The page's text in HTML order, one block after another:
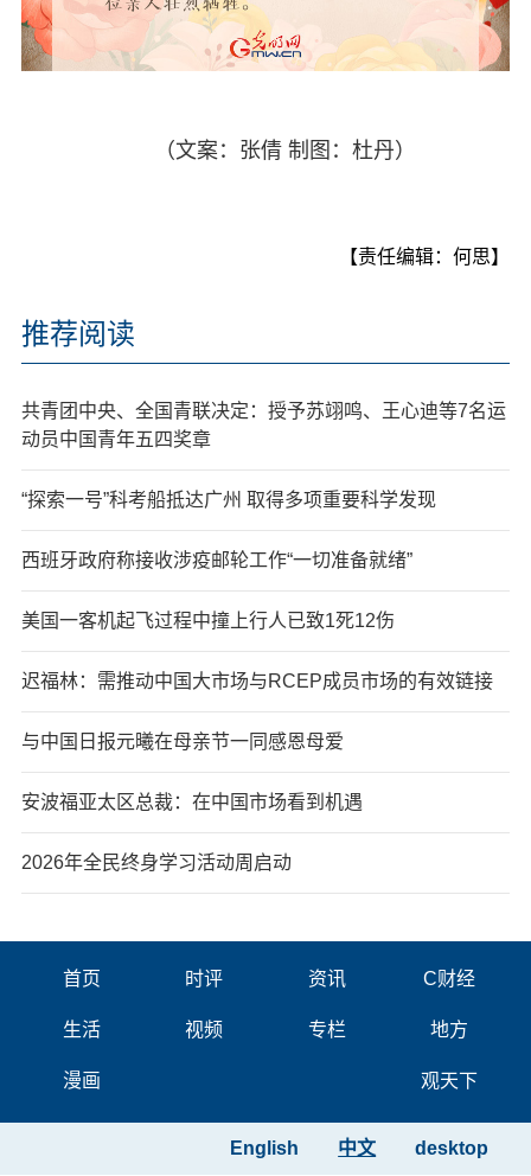
（文案：张倩 制图：杜丹）
【责任编辑：何思】
推荐阅读
共青团中央、全国青联决定：授予苏翊鸣、王心迪等7名运
动员中国青年五四奖章
“探索一号”科考船抵达广州 取得多项重要科学发现
西班牙政府称接收涉疫邮轮工作“一切准备就绪”
美国一客机起飞过程中撞上行人已致1死12伤
迟福林：需推动中国大市场与RCEP成员市场的有效链接
与中国日报元曦在母亲节一同感恩母爱
安波福亚太区总裁：在中国市场看到机遇
2026年全民终身学习活动周启动
首页 时评 资讯 C财经
生活 视频 专栏 地方
漫画 观天下
desktop
中文
English